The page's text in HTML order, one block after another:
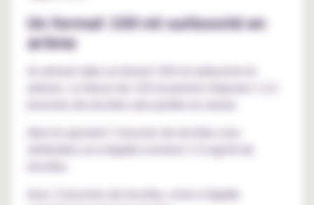
Un format 100 ml surboosté en
arôme
Ils arrivent dans un format 100 ml surboosté en
Ainsi en ajoutant 1 booster de nicotine vous
obtiendrez un e-liquide à environ 1.5 mg/ml de
Avec 2 boosters de nicotine, votre e-liquide